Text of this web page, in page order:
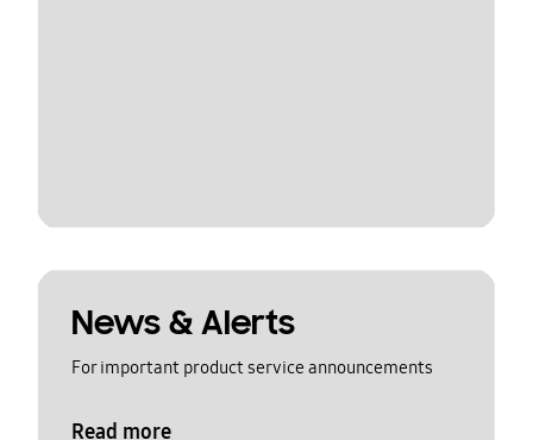
News & Alerts
For important product service announcements
Read more